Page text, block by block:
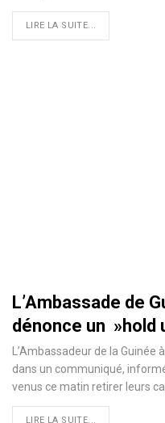
LIRE LA SUITE...
L’Ambassade de
dénonce un »hold
L’Ambassadeur de la
dans un communiqué,
venus ce matin retirer leurs
LIRE LA SUITE...